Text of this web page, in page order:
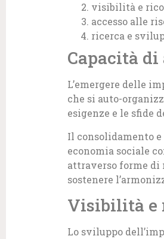
visibilità e
accesso alle
ricerca e
Capacità
L’emergere delle
che si auto-
esigenze e le sfide
Il consolidamento
economia sociale
attraverso forme
sostenere
Visibilità e
Lo sviluppo